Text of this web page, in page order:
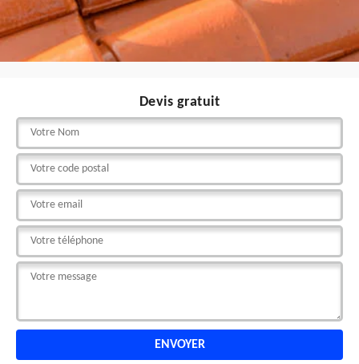
Devis gratuit